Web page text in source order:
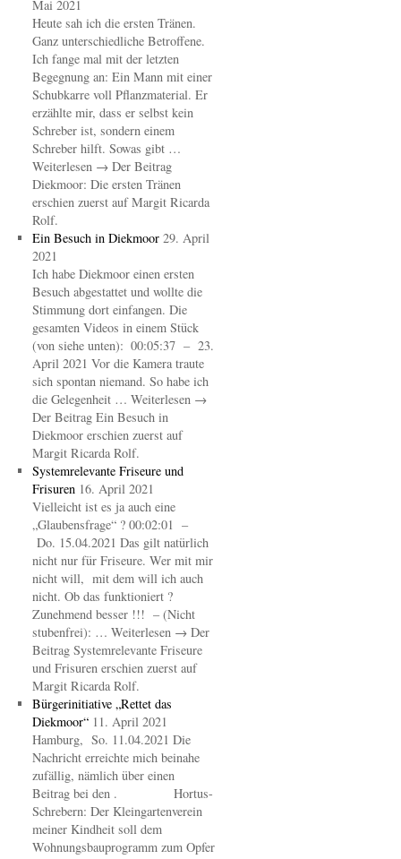
Mai 2021
Heute sah ich die ersten Tränen.
Ganz unterschiedliche Betroffene.
Ich fange mal mit der letzten
Begegnung an: Ein Mann mit einer
Schubkarre voll Pflanzmaterial. Er
erzählte mir, dass er selbst kein
Schreber ist, sondern einem
Schreber hilft. Sowas gibt …
Weiterlesen → Der Beitrag
Diekmoor: Die ersten Tränen
erschien zuerst auf Margit Ricarda
Rolf.
Ein Besuch in Diekmoor 29. April
2021
Ich habe Diekmoor einen ersten
Besuch abgestattet und wollte die
Stimmung dort einfangen. Die
gesamten Videos in einem Stück
(von siehe unten): 00:05:37 – 23.
April 2021 Vor die Kamera traute
sich spontan niemand. So habe ich
die Gelegenheit … Weiterlesen →
Der Beitrag Ein Besuch in
Diekmoor erschien zuerst auf
Margit Ricarda Rolf.
Systemrelevante Friseure und
Frisuren 16. April 2021
Vielleicht ist es ja auch eine
„Glaubensfrage“ ? 00:02:01 –
Do. 15.04.2021 Das gilt natürlich
nicht nur für Friseure. Wer mit mir
nicht will, mit dem will ich auch
nicht. Ob das funktioniert ?
Zunehmend besser !!! – (Nicht
stubenfrei): … Weiterlesen → Der
Beitrag Systemrelevante Friseure
und Frisuren erschien zuerst auf
Margit Ricarda Rolf.
Bürgerinitiative „Rettet das
Diekmoor“ 11. April 2021
Hamburg, So. 11.04.2021 Die
Nachricht erreichte mich beinahe
zufällig, nämlich über einen
Beitrag bei den . Hortus-
Schrebern: Der Kleingartenverein
meiner Kindheit soll dem
Wohnungsbauprogramm zum Opfer